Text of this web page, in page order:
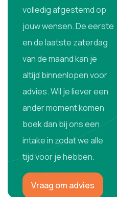
volledig afgestemd op
jouw wensen. De eerste
en de laatste zaterdag
van de maand kan je
altijd binnenlopen voor
advies. Wil je liever een
ander moment komen
boek dan bij ons een
intake in zodat we alle
tijd voor je hebben.
Vraag om advies